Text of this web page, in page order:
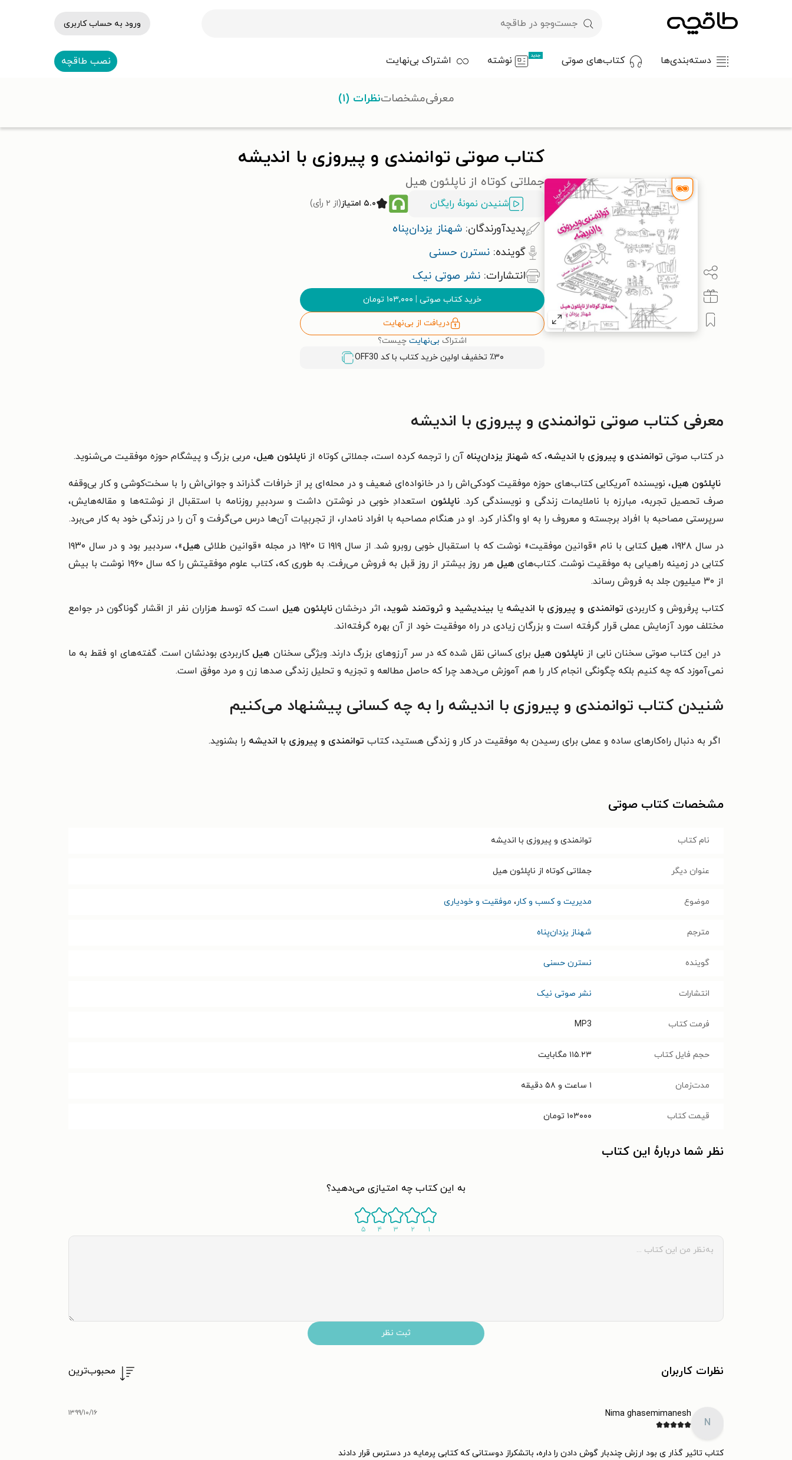
ورود به حساب کاربری
دسته‌بندی‌ها کتاب‌های صوتی جدید نوشته اشتراک بی‌نهایت نصب طاقچه
کتاب صوتی توانمندی و پیروزی با اندیشه
جملاتی کوتاه از ناپلئون هیل
شنیدن نمونۀ رایگان ۵.۰ امتیاز (از ۲ رأی)
پدیدآورندگان: شهناز یزدان‌پناه
گوینده: نسترن حسنی
انتشارات: نشر صوتی نیک
خرید کتاب صوتی | ۱۰۳,۰۰۰ تومان
دریافت از بی‌نهایت
اشتراک بی‌نهایت چیست؟
٪۳۰ تخفیف اولین خرید کتاب با کد
OFF30
معرفیمشخصاتنظرات (۱)
معرفی کتاب صوتی توانمندی و پیروزی با اندیشه
در کتاب صوتی توانمندی و پیروزی با اندیشه، که شهناز یزدان‌پناه آن را ترجمه کرده است، جملاتی کوتاه از ناپلئون هیل، مربی بزرگ و پیشگام حوزه موفقیت می‌شنوید.
ناپلئون هیل، نویسنده آمریکایی کتاب‌های حوزه موفقیت کودکی‌اش را در خانواده‌ای ضعیف و در محله‌ای پر از خرافات گذراند و جوانی‌اش را با سخت‌کوشی و کار بی‌وقفه
صرف تحصیل تجربه، مبارزه با ناملایمات زندگی و نویسندگی کرد.ناپلئون استعدادِ خوبی در نوشتن داشت و سردبیرِ روزنامه با استقبال از نوشته‌ها و مقاله‌هایش،
سرپرستی مصاحبه با افراد برجسته و معروف را به او واگذار کرد. او در هنگام مصاحبه با افراد نامدار، از تجربیات آن‌ها درس می‌گرفت و آن را در زندگی خود به کار می‌برد.
در سال ۱۹۲۸، هیلکتابی با نام «قوانین موفقیت» نوشت که با استقبال خوبی روبرو شد. از سال ۱۹۱۹ تا ۱۹۲۰ در مجله «قوانین طلائی هیل
»، سردبیر بود و در سال ۱۹۳۰
کتابی در زمینه راهیابی به موفقیت نوشت. کتاب‌های هیل
هر روز بیشتر از روز قبل به فروش می‌رفت. به طوری که، کتاب علوم موفقیتش را که سال ۱۹۶۰ نوشت با بیش
از ۳۰ میلیون جلد به فروش رساند.
کتاب پرفروش و کاربردیتوانمندی و پیروزی با اندیشه یا بیندیشید و ثروتمند شوید، اثر درخشانناپلئون هیل است که توسط هزاران نفر از اقشار گوناگون در جوامع
مختلف مورد آزمایش عملی قرار گرفته است و بزرگان زیادی در راه موفقیت خود از آن بهره گرفته‌اند.
در این کتاب صوتی سخنان نابی از ناپلئون هیل برای کسانی نقل شده که در سر آرزوهای بزرگ دارند. ویژگی سخنان هیلکاربردی بودنشان است. گفته‌های او فقط به ما
نمی‌آموزد که چه کنیم بلکه چگونگی انجام کار را هم آموزش می‌دهد چرا که حاصل مطالعه و تجزیه و تحلیل زندگی صدها زن و مرد موفق است.
شنیدن کتاب توانمندی و پیروزی با اندیشه را به چه کسانی پیشنهاد می‌کنیم
اگر به دنبال راه‌کارهای ساده و عملی برای رسیدن به موفقیت در کار و زندگی هستید، کتاب توانمندی و پیروزی با اندیشه را بشنوید.
مشخصات کتاب صوتی
نام کتاب توانمندی و پیروزی با اندیشه
عنوان دیگر جملاتی کوتاه از ناپلئون هیل
موضوع مدیریت و کسب و کار، موفقیت و خودیاری
مترجم شهناز یزدان‌پناه
گوینده نسترن حسنی
انتشارات نشر صوتی نیک
فرمت کتاب MP3
حجم فایل کتاب ۱۱۵.۲۳ مگابایت
مدت‌زمان ۱ ساعت و ۵۸ دقیقه
قیمت کتاب ۱۰۳۰۰۰ تومان
نظر شما دربارهٔ این کتاب
به این کتاب چه امتیازی می‌دهید؟
۱ ۲ ۳ ۴ ۵
ثبت نظر
نظرات کاربران محبوب‌ترین
N
Nima ghasemimanesh ۱۳۹۹/۱۰/۱۶
کتاب تاثیر گذار ی بود ارزش چندبار گوش دادن را داره، باتشکراز دوستانی که کتابی پرمایه در دسترس قرار دادند